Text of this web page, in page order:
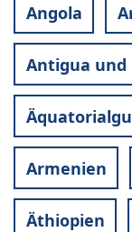
Angola
Antigua und
Armenien
Äthiopien